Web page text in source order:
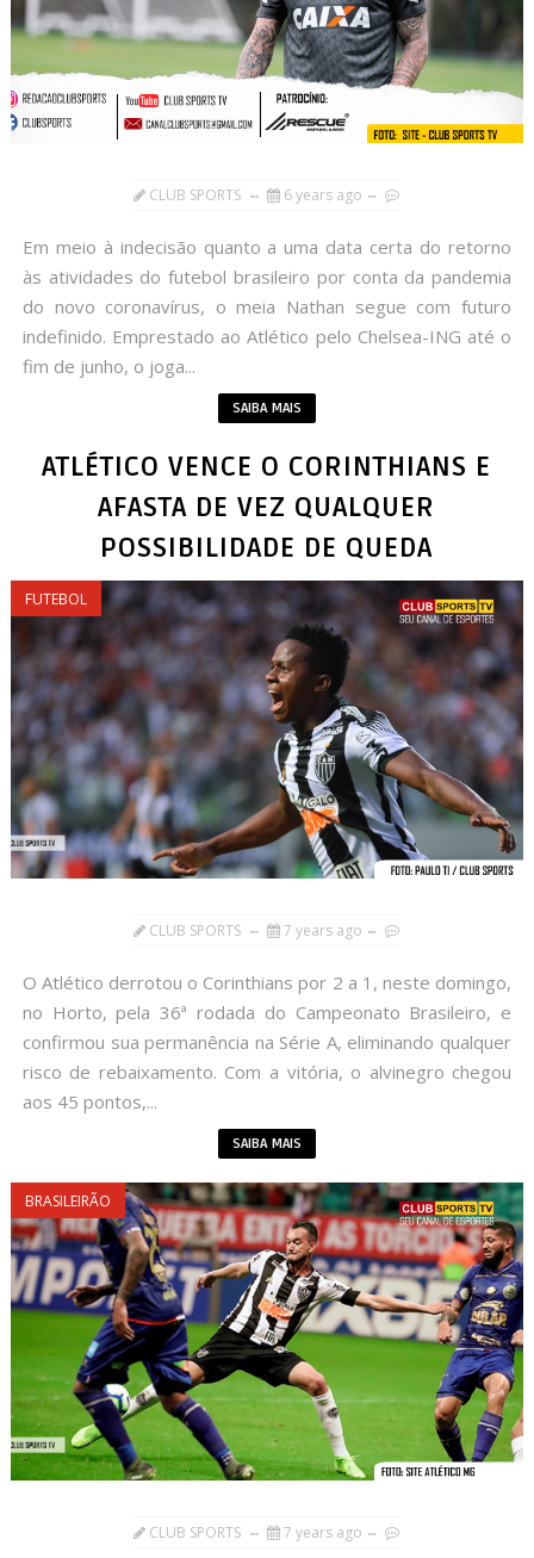
CLUB SPORTS 6 years ago
Em meio à indecisão quanto a uma data certa do retorno
às atividades do futebol brasileiro por conta da pandemia
do novo coronavírus, o meia Nathan segue com futuro
indefinido. Emprestado ao Atlético pelo Chelsea-ING até o
fim de junho, o joga...
SAIBA MAIS
ATLÉTICO VENCE O CORINTHIANS E
AFASTA DE VEZ QUALQUER
POSSIBILIDADE DE QUEDA
FUTEBOL
CLUB SPORTS 7 years ago
O Atlético derrotou o Corinthians por 2 a 1, neste domingo,
no Horto, pela 36ª rodada do Campeonato Brasileiro, e
confirmou sua permanência na Série A, eliminando qualquer
risco de rebaixamento. Com a vitória, o alvinegro chegou
aos 45 pontos,...
SAIBA MAIS
BRASILEIRÃO
CLUB SPORTS 7 years ago